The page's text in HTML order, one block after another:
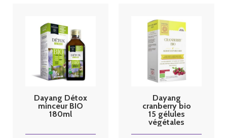
Dayang Détox
minceur BIO
180ml
Dayang
cranberry bio
15 gélules
végétales